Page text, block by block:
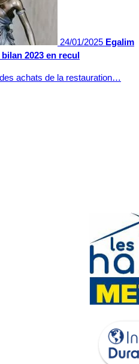
24/01/2025 Egalim
2023 en recul
achats de la restauration…